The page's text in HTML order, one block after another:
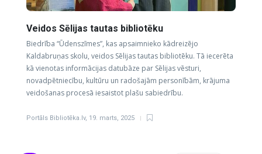
Veidos Sēlijas tautas bibliotēku
Biedrība “Ūdenszīmes”, kas apsaimnieko kādreizējo
Kaldabruņas skolu, veidos Sēlijas tautas bibliotēku. Tā iecerēta
kā vienotas informācijas datubāze par Sēlijas vēsturi,
novadpētniecību, kultūru un radošajām personībām, krājuma
veidošanas procesā iesaistot plašu sabiedrību.
Portāls Bibliotēka.lv, 19. marts, 2025